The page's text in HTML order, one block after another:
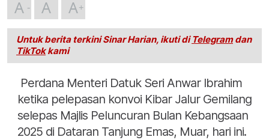
A A A
Untuk berita terkini Sinar Harian, ikuti di Telegramdan
TikTokkami
Perdana Menteri Datuk Seri Anwar Ibrahim
ketika pelepasan konvoi Kibar Jalur Gemilang
selepas Majlis Peluncuran Bulan Kebangsaan
2025 di Dataran Tanjung Emas, Muar, hari ini.